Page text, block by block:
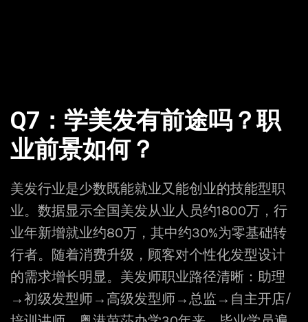
Q7：学美发有前途吗？职
业前景如何？
美发行业是少数既能就业又能创业的技能型职
业。数据显示全国美发从业人员约1800万，行
业年新增就业约80万，其中约30%为零基础转
行者。随着消费升级，顾客对个性化发型设计
的需求增长明显。美发师职业路径清晰：助理
→初级发型师→高级发型师→总监→自主开店/